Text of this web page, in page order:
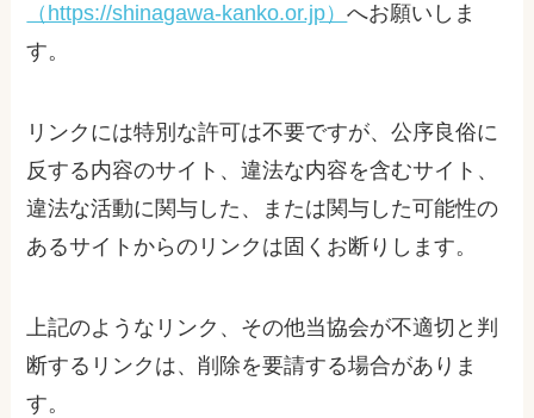
（https://shinagawa-kanko.or.jp）へお願いしま
す。
リンクには特別な許可は不要ですが、公序良俗に
反する内容のサイト、違法な内容を含むサイト、
違法な活動に関与した、または関与した可能性の
あるサイトからのリンクは固くお断りします。
上記のようなリンク、その他当協会が不適切と判
断するリンクは、削除を要請する場合がありま
す。